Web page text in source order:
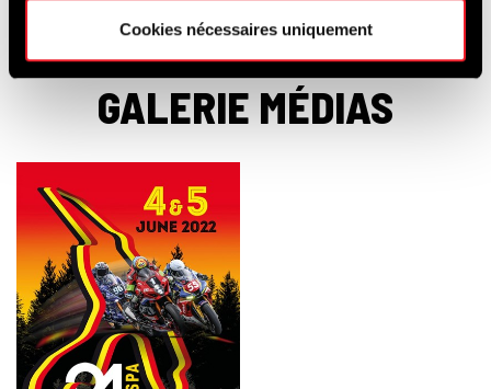
Cookies nécessaires uniquement
GALERIE MÉDIAS